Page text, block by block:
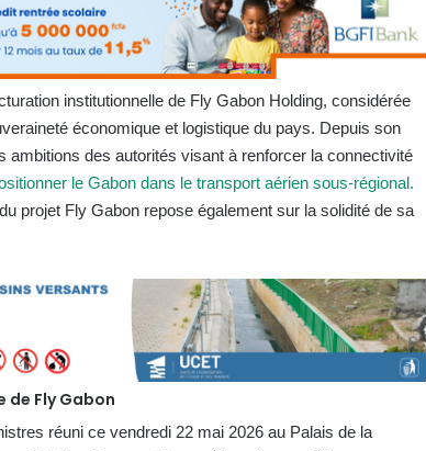
institutionnelle de Fly Gabon Holding, considérée
économique et logistique du pays. Depuis son
des autorités visant à renforcer la connectivité
le Gabon dans le transport aérien sous-régional.
projet Fly Gabon repose également sur la solidité de sa
Fly Gabon
réuni ce vendredi 22 mai 2026 au Palais de la